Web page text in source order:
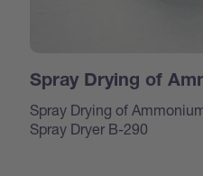
Spray Drying of
Spray Drying of
Spray Dryer B-290